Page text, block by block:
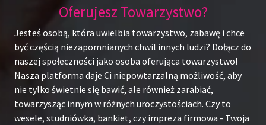
Oferujesz Towarzystwo?
Jesteś osobą, która uwielbia towarzystwo, zabawę i chce
być częścią niezapomnianych chwil innych ludzi? Dołącz do
naszej społeczności jako osoba oferująca towarzystwo!
Nasza platforma daje Ci niepowtarzalną możliwość, aby
nie tylko świetnie się bawić, ale również zarabiać,
towarzysząc innym w różnych uroczystościach. Czy to
wesele, studniówka, bankiet, czy impreza firmowa - Twoja